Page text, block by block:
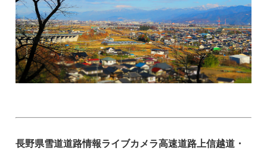
長野県雪道道路情報ライブカメラ高速道路上信越道・